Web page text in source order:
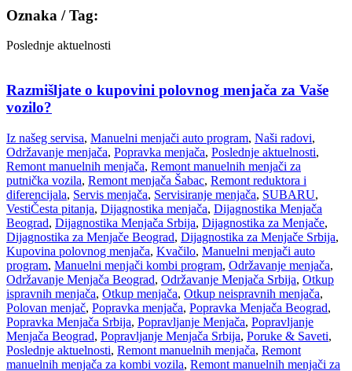
Oznaka / Tag:
Poslednje aktuelnosti
Razmišljate o kupovini polovnog menjača za Vaše
vozilo?
Iz našeg servisa, Manuelni menjači auto program, Naši radovi,
Održavanje menjača, Popravka menjača, Poslednje aktuelnosti,
Remont manuelnih menjača, Remont manuelnih menjači za
putnička vozila, Remont menjača Šabac, Remont reduktora i
diferencijala, Servis menjača, Servisiranje menjača, SUBARU,
VestiČesta pitanja, Dijagnostika menjača, Dijagnostika Menjača
Beograd, Dijagnostika Menjača Srbija, Dijagnostika za Menjače,
Dijagnostika za Menjače Beograd, Dijagnostika za Menjače Srbija,
Kupovina polovnog menjača, Kvačilo, Manuelni menjači auto
program, Manuelni menjači kombi program, Održavanje menjača,
Održavanje Menjača Beograd, Održavanje Menjača Srbija, Otkup
ispravnih menjača, Otkup menjača, Otkup neispravnih menjača,
Polovan menjač, Popravka menjača, Popravka Menjača Beograd,
Popravka Menjača Srbija, Popravljanje Menjača, Popravljanje
Menjača Beograd, Popravljanje Menjača Srbija, Poruke & Saveti,
Poslednje aktuelnosti, Remont manuelnih menjača, Remont
manuelnih menjača za kombi vozila, Remont manuelnih menjači za